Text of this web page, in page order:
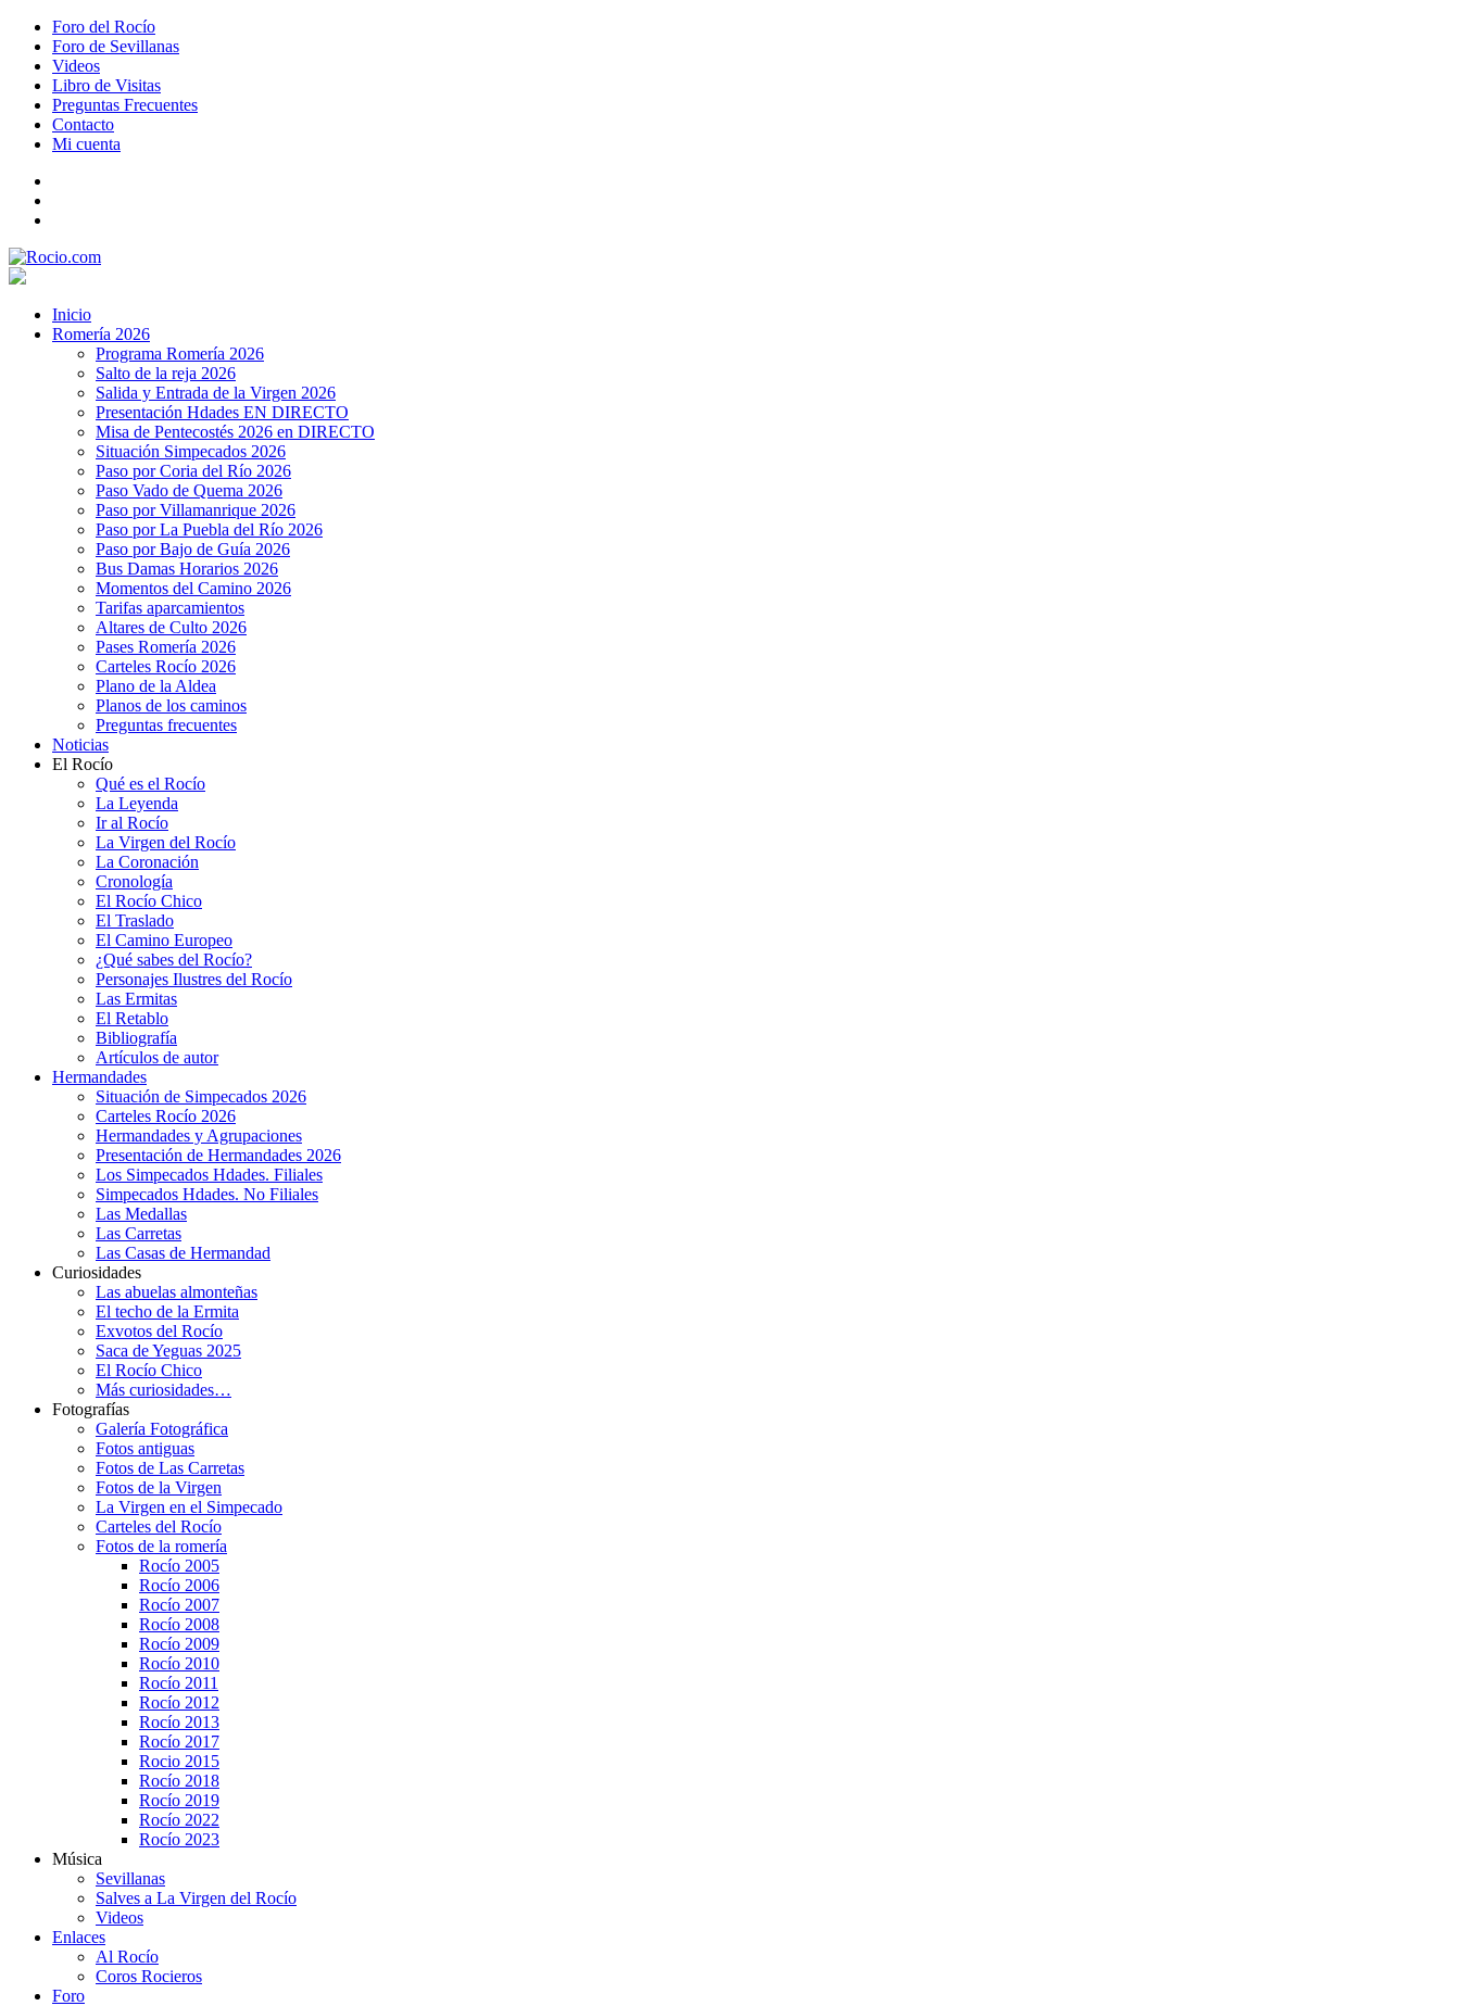
Foro del Rocío
Foro de Sevillanas
Videos
Libro de Visitas
Preguntas Frecuentes
Contacto
Mi cuenta
Inicio
Romería 2026
Programa Romería 2026
Salto de la reja 2026
Salida y Entrada de la Virgen 2026
Presentación Hdades EN DIRECTO
Misa de Pentecostés 2026 en DIRECTO
Situación Simpecados 2026
Paso por Coria del Río 2026
Paso Vado de Quema 2026
Paso por Villamanrique 2026
Paso por La Puebla del Río 2026
Paso por Bajo de Guía 2026
Bus Damas Horarios 2026
Momentos del Camino 2026
Tarifas aparcamientos
Altares de Culto 2026
Pases Romería 2026
Carteles Rocío 2026
Plano de la Aldea
Planos de los caminos
Preguntas frecuentes
Noticias
El Rocío
Qué es el Rocío
La Leyenda
Ir al Rocío
La Virgen del Rocío
La Coronación
Cronología
El Rocío Chico
El Traslado
El Camino Europeo
¿Qué sabes del Rocío?
Personajes Ilustres del Rocío
Las Ermitas
El Retablo
Bibliografía
Artículos de autor
Hermandades
Situación de Simpecados 2026
Carteles Rocío 2026
Hermandades y Agrupaciones
Presentación de Hermandades 2026
Los Simpecados Hdades. Filiales
Simpecados Hdades. No Filiales
Las Medallas
Las Carretas
Las Casas de Hermandad
Curiosidades
Las abuelas almonteñas
El techo de la Ermita
Exvotos del Rocío
Saca de Yeguas 2025
El Rocío Chico
Más curiosidades…
Fotografías
Galería Fotográfica
Fotos antiguas
Fotos de Las Carretas
Fotos de la Virgen
La Virgen en el Simpecado
Carteles del Rocío
Fotos de la romería
Rocío 2005
Rocío 2006
Rocío 2007
Rocío 2008
Rocío 2009
Rocío 2010
Rocío 2011
Rocío 2012
Rocío 2013
Rocío 2017
Rocio 2015
Rocío 2018
Rocío 2019
Rocío 2022
Rocío 2023
Música
Sevillanas
Salves a La Virgen del Rocío
Videos
Enlaces
Al Rocío
Coros Rocieros
Foro